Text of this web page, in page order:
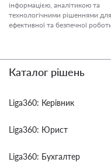
інформацією, аналітикою та
технологічними рішеннями для
ефективної та безпечної
Каталог рішень
Liga360: Керівник
Liga360: Юрист
Liga360: Бухгалтер